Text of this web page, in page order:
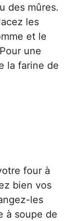
des mûres.
les
et le
une
la farine de
four à
bien vos
les
à soupe de